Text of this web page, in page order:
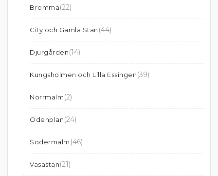
Bromma(22)
City och Gamla Stan (44)
Djurgården(14)
Kungsholmen och Lilla Essingen(39)
Norrmalm(2)
Odenplan(24)
Södermalm (46)
Vasastan(21)